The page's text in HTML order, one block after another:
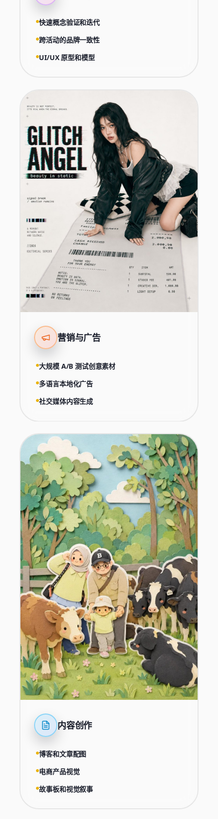
快速概念验证和迭代
跨活动的品牌一致性
UI/UX 原型和模型
营销与广告
大规模 A/B 测试创意素材
多语言本地化广告
社交媒体内容生成
内容创作
博客和文章配图
电商产品视觉
故事板和视觉叙事